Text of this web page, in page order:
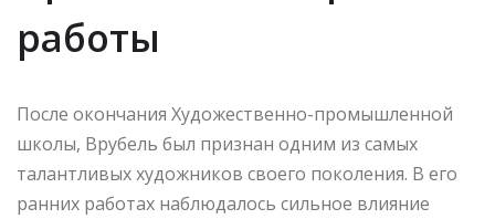
работы
После окончания Художественно-промышленной
школы, Врубель был признан одним из самых
талантливых художников своего поколения. В его
ранних работах наблюдалось сильное влияние